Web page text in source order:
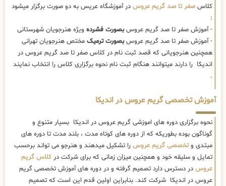
کلاسصفر تا صد گریم عروس در آموزشگاه عریس به دو صورت برگزار میشود
:
- آموزش صفر تا صد گریم عروسبصورت فشرده ویژه هنرجویان شهرستانی
- آموزش صفر تا صد گریم عروسبصورت ترمیک مختص هنرجویان تهرانی
همچنین هنرجویانی که قصد ثبت نام در کلاس صفر تا صد گریم عروس در
اندیکا را دارند میتوانند هنگام ثبت نام نحوه برگزاری کلاس را انتخاب نمایند
.
آموزش تخصصی گریم عروس در اندیکا
نحوه برگزاری دوره های اموزشی گریم عروس در اندیکا بسیار متنوع و
گوناگون بوده بطوریکه که از دوره های کوتاه مدت ، بلند مدت تا دوره های
مبتدی وتخصصی گریم عروس را تشکیل میدهند و هنرجو می تواند برحسب
تمایل و سلیقه خود و همچنین میزان زمانی که برای شرکت در کلاس گریم
عروس در دسترس دارد تصمیم گرفته و در دوره های آموزش تخصصی گریم
عروس در اندیکا شرکت کند. بنابراین اولین قدم این است که تصمیم